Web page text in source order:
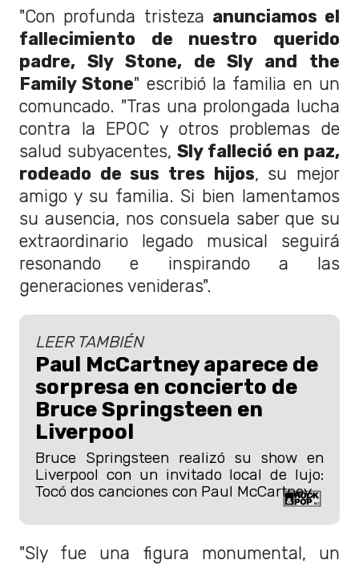
"Con profunda tristeza anunciamos el
fallecimiento de nuestro querido
padre, Sly Stone, de Sly and the
Family Stone" escribió la familia en un
comuncado. "Tras una prolongada lucha
contra la EPOC y otros problemas de
salud subyacentes, Sly falleció en paz,
rodeado de sus tres hijos, su mejor
amigo y su familia. Si bien lamentamos
su ausencia, nos consuela saber que su
extraordinario legado musical seguirá
resonando e inspirando a las
generaciones venideras".
LEER TAMBIÉN
Paul McCartney aparece de
sorpresa en concierto de
Bruce Springsteen en
Liverpool
Bruce Springsteen realizó su show en
Liverpool con un invitado local de lujo:
Tocó dos canciones con Paul McCartney.
"Sly fue una figura monumental, un